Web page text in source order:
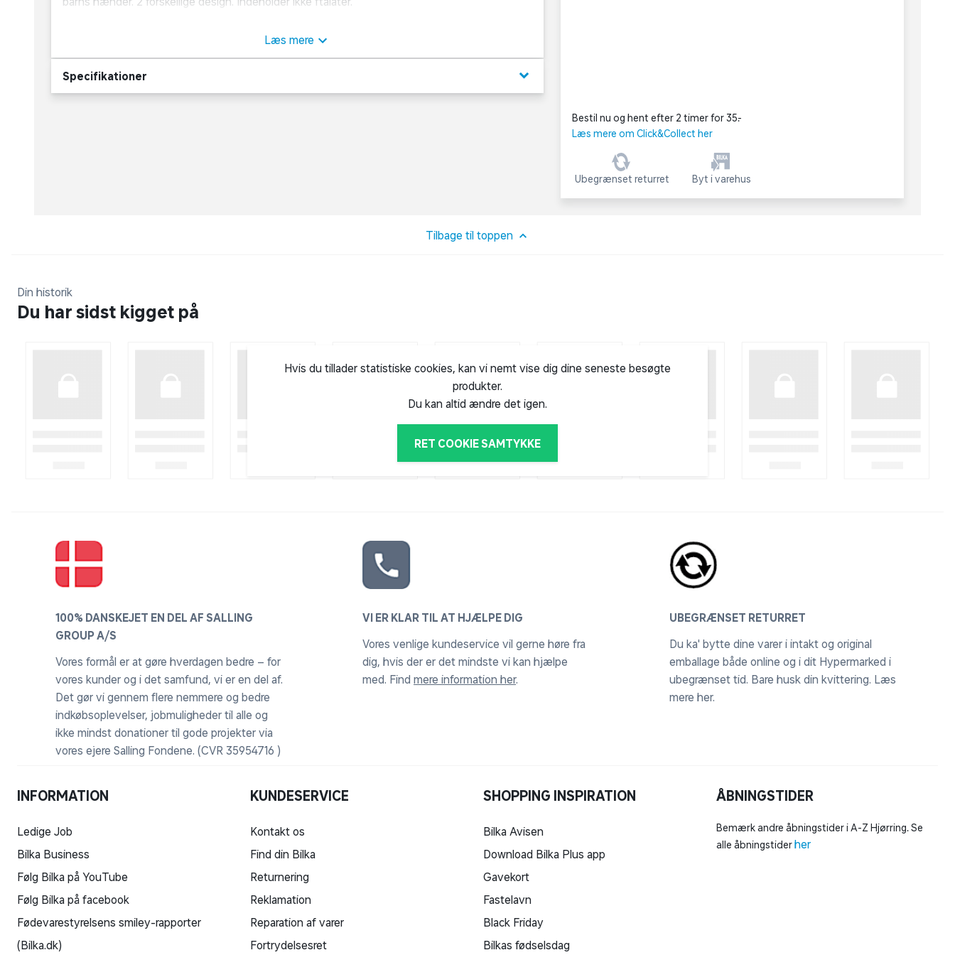
OBS! Varen er assorteret, og en bestemt variant kan ikke garanteres.
Læs mere
Specifikationer keyboard_arrow_down
Bestil nu og hent efter 2 timer for 35,-
Læs mere om Click&Collect her
Ubegrænset returret Byt i varehus
Tilbage til toppen
Din historik
Du har sidst kigget på
Hvis du tillader statistiske cookies, kan vi nemt vise dig dine seneste besøgte
produkter.
Du kan altid ændre det igen.
RET COOKIE SAMTYKKE
100% DANSKEJET EN DEL AF SALLING
GROUP A/S
Vores formål er at gøre hverdagen bedre – for
vores kunder og i det samfund, vi er en del af.
Det gør vi gennem flere nemmere og bedre
indkøbsoplevelser, jobmuligheder til alle og
ikke mindst donationer til gode projekter via
vores ejere Salling Fondene. (CVR 35954716 )
VI ER KLAR TIL AT HJÆLPE DIG
Vores venlige kundeservice vil gerne høre fra
dig, hvis der er det mindste vi kan hjælpe
med. Find mere information her.
UBEGRÆNSET RETURRET
Du ka' bytte dine varer i intakt og original
emballage både online og i dit Hypermarked i
ubegrænset tid. Bare husk din kvittering. Læs
mere her.
INFORMATION
Ledige Job
Bilka Business
Følg Bilka på YouTube
Følg Bilka på facebook
Fødevarestyrelsens smiley-rapporter
(Bilka.dk)
KUNDESERVICE
Kontakt os
Find din Bilka
Returnering
Reklamation
Reparation af varer
Fortrydelsesret
SHOPPING INSPIRATION
Bilka Avisen
Download Bilka Plus app
Gavekort
Fastelavn
Black Friday
Bilkas fødselsdag
ÅBNINGSTIDER
Bemærk andre åbningstider i A-Z Hjørring. Se
alle åbningstiderher